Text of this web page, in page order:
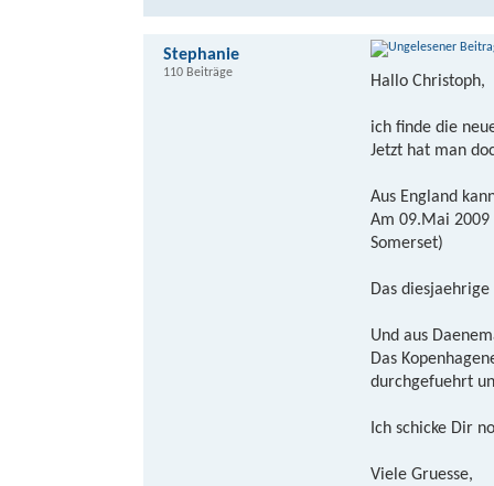
Hallo Christoph,
ich finde die
Jetzt hat man
Aus England
Am 09.Mai 2009
Somerset)
Das
Und aus
Das
durchgefuehrt
Ich schicke Dir
Viele Gruesse,
Stephanie
110 Beiträge